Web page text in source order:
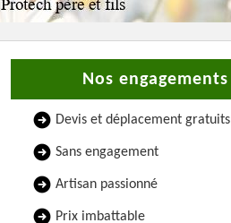
Nos engagements
Devis et déplacement gratuits
Sans engagement
Artisan passionné
Prix imbattable